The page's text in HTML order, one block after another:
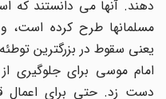
دهند. آنها مى دانستند که
مسلمانها طرح کرده است،
یعنى سقوط در بزرگترین توطئه
امام موسى براى جلوگیرى
دست زد. حتى براى اعمال